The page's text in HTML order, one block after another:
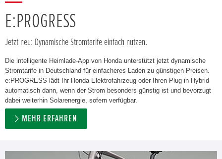
E:PROGRESS
Jetzt neu: Dynamische Stromtarife einfach nutzen.
Die intelligente Heimlade-App von Honda unterstützt jetzt dynamische
Stromtarife in Deutschland für einfacheres Laden zu günstigen Preisen.
e:PROGRESS lädt Ihr Honda Elektrofahrzeug oder Ihren Plug-in-Hybrid
automatisch dann, wenn der Strom besonders günstig ist und bevorzugt
dabei weiterhin Solarenergie, sofern verfügbar.
MEHR ERFAHREN